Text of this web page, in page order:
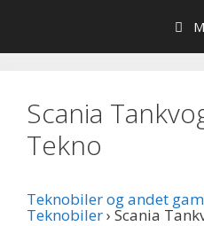
indhold
Scania
Tekno
Teknobiler og andet
Teknobiler› Scania